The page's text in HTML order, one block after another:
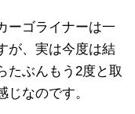
ーゴライナーは一
が、実は今度は結
たぶんもう2度と取
なのです。